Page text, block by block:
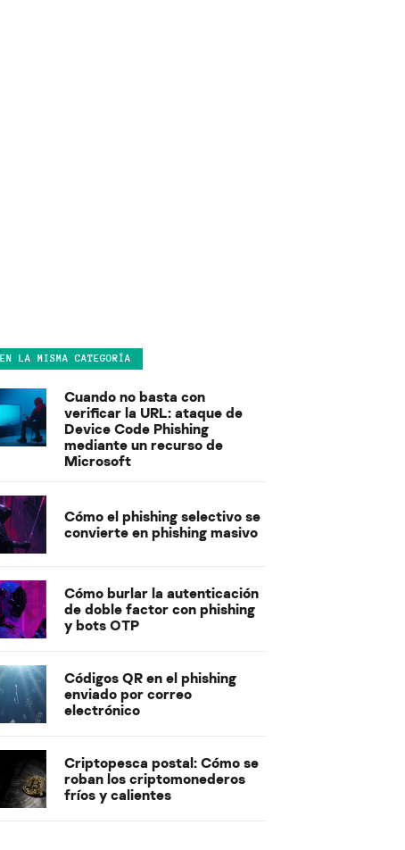
EN LA MISMA CATEGORÍA
Cuando no basta con
verificar la URL: ataque de
Device Code Phishing
mediante un recurso de
Microsoft
Cómo el phishing selectivo se
convierte en phishing masivo
Cómo burlar la autenticación
de doble factor con phishing
y bots OTP
Códigos QR en el phishing
enviado por correo
electrónico
Criptopesca postal: Cómo se
roban los criptomonederos
fríos y calientes